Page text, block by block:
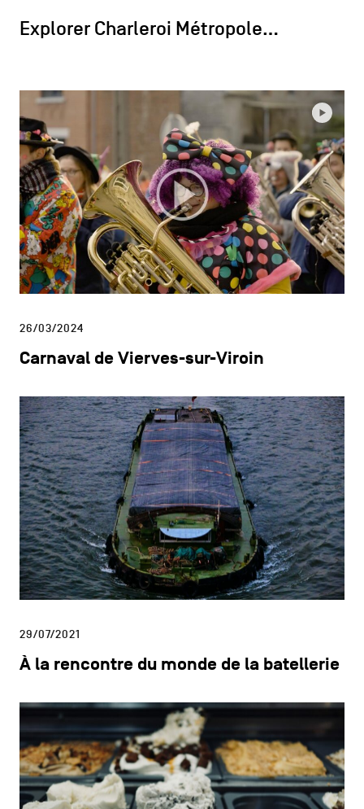
Explorer Charleroi Métropole…
26/03/2024
Carnaval de Vierves-sur-Viroin
29/07/2021
À la rencontre du monde de la batellerie